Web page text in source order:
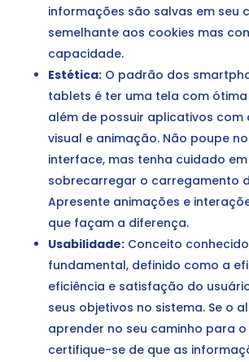
informações são salvas em seu
semelhante aos cookies mas
capacidade.
Estética:O padrão dos
tablets é ter uma tela com
além de possuir aplicativos com
visual e animação. Não poupe
interface, mas tenha cuidado em
sobrecarregar o carregamento
Apresente animações e
que façam a diferença.
Usabilidade:Conceito
fundamental, definido como a
eficiência e satisfação do
seus objetivos no sistema. Se o
aprender no seu caminho para
certifique-se de que as